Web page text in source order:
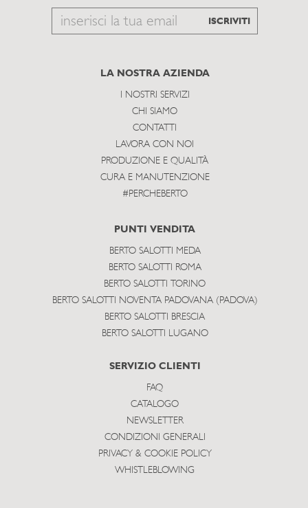
Email
subscribe
ISCRIVITI
LA NOSTRA AZIENDA
I NOSTRI SERVIZI
CHI SIAMO
CONTATTI
LAVORA CON NOI
PRODUZIONE E QUALITÀ
CURA E MANUTENZIONE
#PERCHEBERTO
PUNTI VENDITA
BERTO SALOTTI MEDA
BERTO SALOTTI ROMA
BERTO SALOTTI TORINO
BERTO SALOTTI NOVENTA PADOVANA (PADOVA)
BERTO SALOTTI BRESCIA
BERTO SALOTTI LUGANO
SERVIZIO CLIENTI
FAQ
CATALOGO
NEWSLETTER
CONDIZIONI GENERALI
PRIVACY & COOKIE POLICY
WHISTLEBLOWING